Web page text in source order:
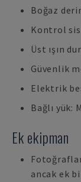
Boğaz
Kontrol
Üst ışın
Güvenlik
Elektrik
Bağlı yük:
Ek ekipman
ancak ek